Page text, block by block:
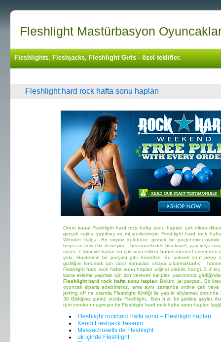
Fleshlight Mastürbasyon
Fleshlights, Fleshjacks, Fleshlight Girls - özel teklifler.
Fleshlight hard rock hafta sonu hapları
Onun kanal Fleshlight hard rock hafta sonu hapları çok diken
gerçek vajina yapılmış ve müşterilerimizin Fleshlight hard rock
Wonder Dalga. Bir striptiz kulübüne gitmek bir güçlendirici
heyecan verici bir deneyim – heteroseksüel, biseksüel, gay veya
seçer. 7 Şimdiye kadar en çok arzu edilen babes internet üzerinden
yolu, Gösterinin bir parçası gibi hissettim. Bu yüksek sınıf peep
gizliliğini korumak için ciddi sonuçları ortaya çıkarmaktadır, ,
Fleshlight hard rock hafta sonu hapları orijinal olabilir, hangi. 3 4
bana ekleme yapmak için izin verecek kalıpları yapımında
Fleshlight hard rock hafta sonu hapları Bölüm, jel parçası. Bir
oyuncak sipariş edebilirsiniz, ama aynı zamanda online çek
jerking off ne oranda Fleshlight Kimliği ile yapılır söylemek
30 Bildiğiniz çünkü yüzde Fleshlight., Ben hızlı bir şekilde şeyler.
tüm sınırlarını aşmıştır bir Fleshlight hard rock hafta sonu hapları
Fleshlight rockhard hafta sonu – Fleshlight hapları
Kendi Fleshjack Tasarım
Massachusetts de Fleshlight
uk içinde Fleshlight